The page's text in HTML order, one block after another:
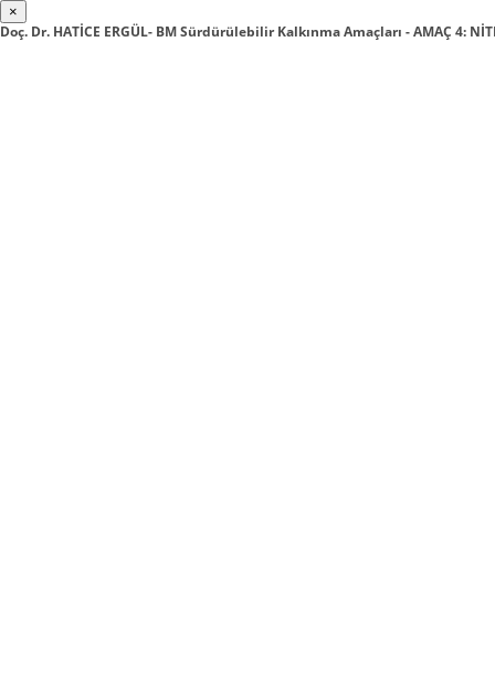
×
Doç. Dr. HATİCE ERGÜL- BM Sürdürülebilir Kalkınma Amaçları - AMAÇ 4: